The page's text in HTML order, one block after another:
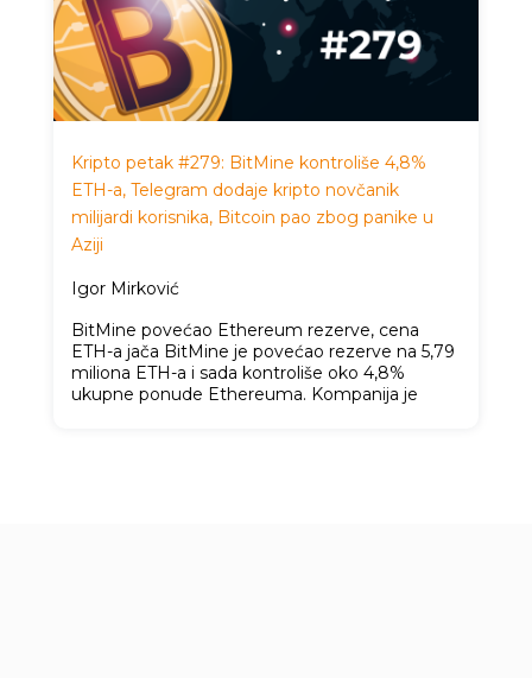
Kripto petak #279: BitMine kontroliše 4,8%
ETH-a, Telegram dodaje kripto novčanik
milijardi korisnika, Bitcoin pao zbog panike u
Aziji
Igor Mirković
BitMine povećao Ethereum rezerve, cena
ETH-a jača BitMine je povećao rezerve na 5,79
miliona ETH-a i sada kontroliše oko 4,8%
ukupne ponude Ethereuma. Kompanija je